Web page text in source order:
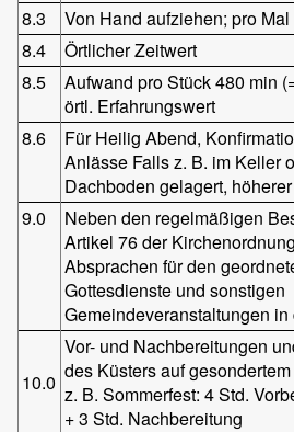
8.3
Von Hand aufziehen; pro Mal
8.4
Örtlicher Zeitwert
8.5
Aufwand pro Stück 480 min
örtl. Erfahrungswert
8.6
Für Heilig Abend,
Anlässe Falls z. B. im Keller
Dachboden gelagert,
9.0
Neben den regelmäßigen
Artikel 76 der
Absprachen für den
Gottesdienste und sonstigen
Gemeindeveranstaltungen
10.0
Vor- und Nachbereitungen
des Küsters auf
z. B. Sommerfest: 4 Std.
+ 3 Std. Nachbereitung